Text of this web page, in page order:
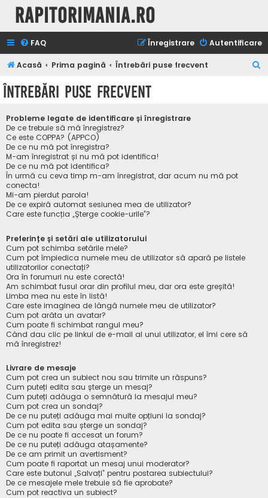
Rapitorimania.ro
FAQ Autentificare
Înregistrare
Acasă Prima pagină Întrebări puse frecvent
Întrebări puse frecvent
Probleme legate de identificare și înregistrare
De ce trebuie să mă înregistrez?
Ce este COPPA? (APPCO)
De ce nu mă pot înregistra?
M-am înregistrat și nu mă pot identifica!
De ce nu mă pot identifica?
În urmă cu ceva timp m-am înregistrat, dar acum nu mă pot
conecta!
Mi-am pierdut parola!
De ce expiră automat sesiunea mea de utilizator?
Care este funcția „Șterge cookie-urile”?
Preferințe și setări ale utilizatorului
Cum pot schimba setările mele?
Cum pot împiedica numele meu de utilizator să apară pe listele
utilizatorilor conectați?
Ora în forumuri nu este corectă!
Am schimbat fusul orar din profilul meu, dar ora este greșită!
Limba mea nu este în listă!
Care este imaginea de lângă numele meu de utilizator?
Cum pot arăta un avatar?
Cum poate fi schimbat rangul meu?
Când dau clic pe linkul de e-mail al unui utilizator, el îmi cere să
mă înregistrez!
Livrare de mesaje
Cum pot crea un subiect nou sau trimite un răspuns?
Cum puteți edita sau șterge un mesaj?
Cum puteți adăuga o semnătură la mesajul meu?
Cum pot crea un sondaj?
De ce nu puteți adăuga mai multe opțiuni la sondaj?
Cum pot edita sau șterge un sondaj?
De ce nu poate fi accesat un forum?
De ce nu puteți adăuga atașamente?
De ce am primit un avertisment?
Cum poate fi raportat un mesaj unui moderator?
Care este butonul „Salvați” pentru postarea subiectului?
De ce mesajele mele trebuie să fie aprobate?
Cum pot reactiva un subiect?